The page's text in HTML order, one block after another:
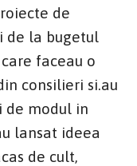
de
de la bugetul
faceau o
consilieri si.au
de modul in
lansat ideea
de cult,